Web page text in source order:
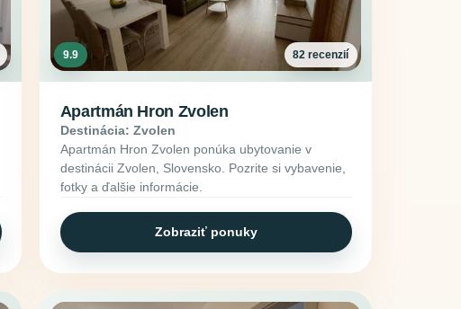
9.9 82 recenzií
Apartmán Hron Zvolen
Destinácia: Zvolen
Apartmán Hron Zvolen ponúka ubytovanie v
destinácii Zvolen, Slovensko. Pozrite si vybavenie,
fotky a ďalšie informácie.
Zobraziť ponuky